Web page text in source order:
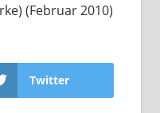
(Februar 2010)
Twitter